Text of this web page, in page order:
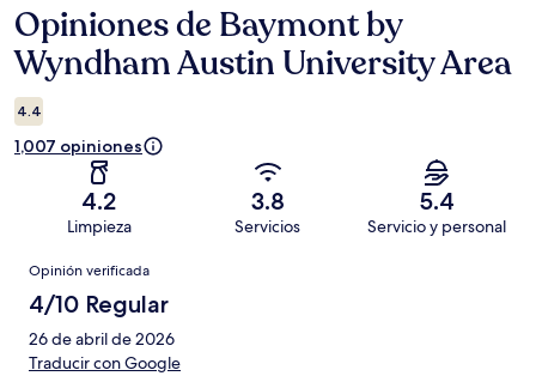
Opiniones
Opiniones de Baymont by
Wyndham Austin University Area
4.4
1,007 opiniones
4.2
Limpieza
3.8
Servicios
5.4
Servicio y personal
Opiniones
Opinión verificada
4/10 Regular
26 de abril de 2026
Traducir con Google